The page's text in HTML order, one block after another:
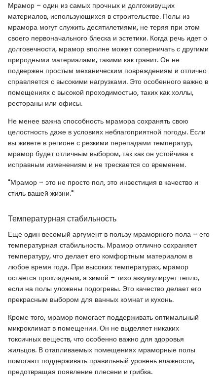
Мрамор – один из самых прочных и долгоживущих
материалов, использующихся в строительстве. Полы из
мрамора могут служить десятилетиями, не теряя при этом
своего первоначального блеска и эстетики. Когда речь идет о
долговечности, мрамор вполне может соперничать с другими
природными материалами, такими как гранит. Он не
подвержен простым механическим повреждениям и отлично
справляется с высокими нагрузками. Это особенного важно в
помещениях с высокой проходимостью, таких как холлы,
рестораны или офисы.
Не менее важна способность мрамора сохранять свою
целостность даже в условиях неблагоприятной погоды. Если
вы живете в регионе с резкими перепадами температур,
мрамор будет отличным выбором, так как он устойчива к
исправным изменениям и не трескается со временем.
"Мрамор – это не просто пол, это инвестиция в качество и
стиль вашей жизни."
Температурная стабильность
Еще один весомый аргумент в пользу мраморного пола – его
температурная стабильность. Мрамор отлично сохраняет
температуру, что делает его комфортным материалом в
любое время года. При высоких температурах, мрамор
остается прохладным, а зимой – тихо аккумулирует тепло,
если на полы уложены подогревы. Это качество делает его
прекрасным выбором для ванных комнат и кухонь.
Кроме того, мрамор помогает поддерживать оптимальный
микроклимат в помещении. Он не выделяет никаких
токсичных веществ, что особенно важно для здоровья
жильцов. В отапливаемых помещениях мраморные полы
помогают поддерживать правильный уровень влажности,
предотвращая появление плесени и грибка.